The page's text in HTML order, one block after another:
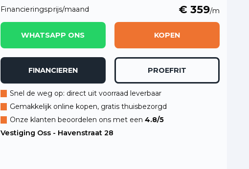
Financieringsprijs/maand € 359/m
WHATSAPP ONS KOPEN
FINANCIEREN PROEFRIT
Snel de weg op: direct uit voorraad leverbaar
Gemakkelijk online kopen, gratis thuisbezorgd
Onze klanten beoordelen ons met een 4.8/5
Vestiging Oss - Havenstraat 28